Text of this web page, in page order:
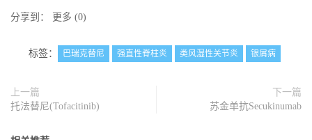
分享到： 更多 (0)
标签： 巴瑞克替尼 强直性脊柱炎 类风湿性关节炎 银屑病
上一篇
托法替尼(Tofacitinib)
下一篇
苏金单抗Secukinumab